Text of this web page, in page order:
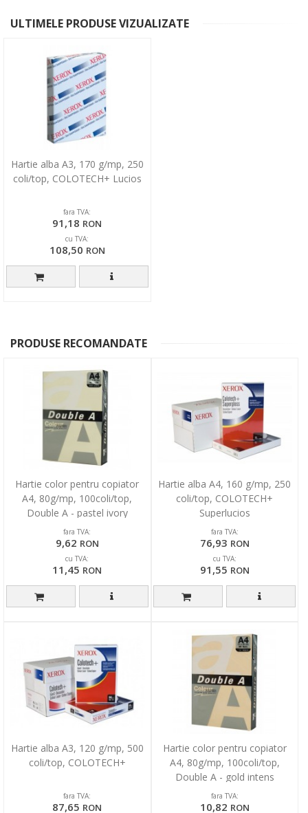
ULTIMELE PRODUSE VIZUALIZATE
Hartie alba A3, 170 g/mp, 250
coli/top, COLOTECH+ Lucios
fara TVA:
91,18 RON
cu TVA:
108,50 RON
PRODUSE RECOMANDATE
Hartie color pentru copiator
A4, 80g/mp, 100coli/top,
Double A - pastel ivory
fara TVA:
9,62 RON
cu TVA:
11,45 RON
Hartie alba A4, 160 g/mp, 250
coli/top, COLOTECH+
Superlucios
fara TVA:
76,93 RON
cu TVA:
91,55 RON
Hartie alba A3, 120 g/mp, 500
coli/top, COLOTECH+
fara TVA:
87,65 RON
Hartie color pentru copiator
A4, 80g/mp, 100coli/top,
Double A - gold intens
fara TVA:
10,82 RON